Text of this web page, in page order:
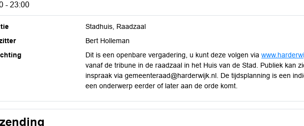
- 23:00
Stadhuis, Raadzaal
Bert Holleman
Dit is een openbare vergadering, u kunt deze volgen via
vanaf de tribune in de raadzaal in het Huis van de Stad. Publiek kan
inspraak via gemeenteraad@harderwijk.nl. De tijdsplanning is een
een onderwerp eerder of later aan de orde komt.